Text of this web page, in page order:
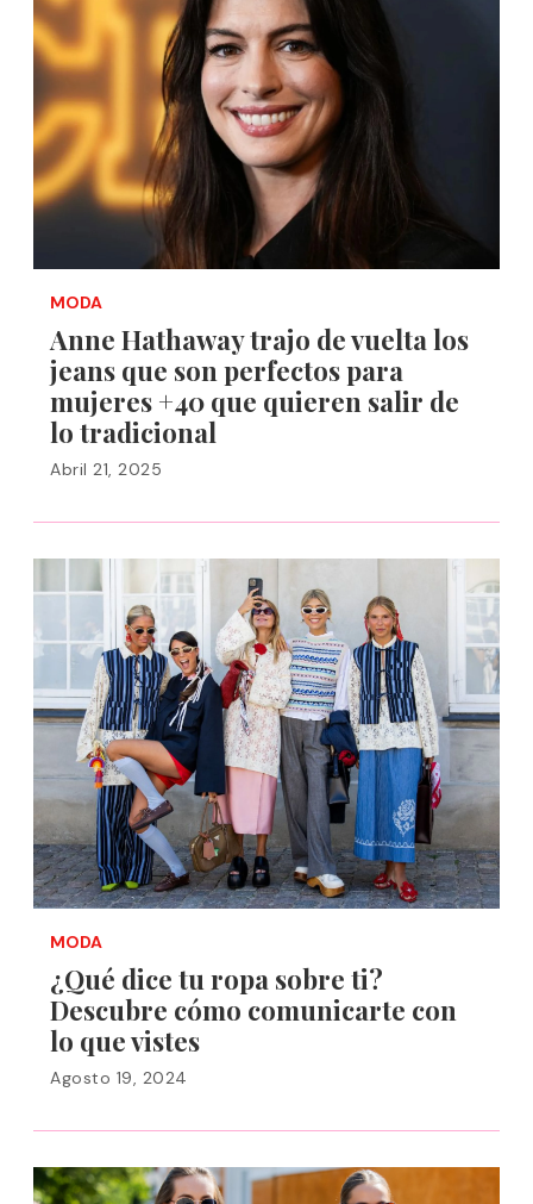
MODA
Anne Hathaway trajo de vuelta los
jeans que son perfectos para
mujeres +40 que quieren salir de
lo tradicional
Abril 21, 2025
MODA
¿Qué dice tu ropa sobre ti?
Descubre cómo comunicarte con
lo que vistes
Agosto 19, 2024